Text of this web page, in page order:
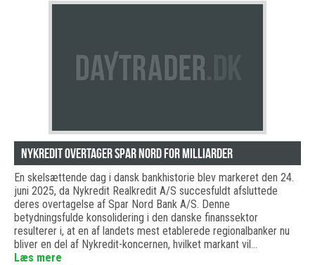
Nykredit overtager Spar Nord for milliarder
En skelsættende dag i dansk bankhistorie blev markeret den 24.
juni 2025, da Nykredit Realkredit A/S succesfuldt afsluttede
deres overtagelse af Spar Nord Bank A/S. Denne
betydningsfulde konsolidering i den danske finanssektor
resulterer i, at en af landets mest etablerede regionalbanker nu
bliver en del af Nykredit-koncernen, hvilket markant vil…
Læs mere